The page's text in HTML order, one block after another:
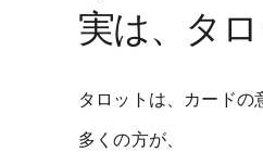
実は、タ
タロットは、カードの
多くの方が、